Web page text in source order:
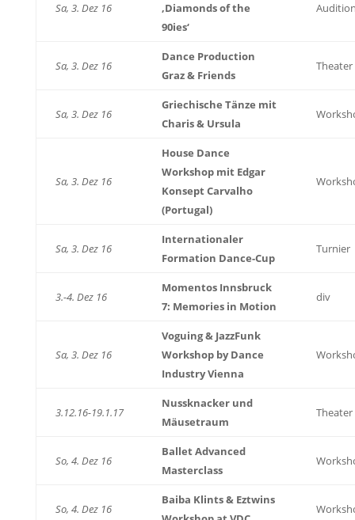
Sa, 3. Dez 16
‚Diamonds of the
90ies‘
Sa, 3. Dez 16
Dance Production
Graz & Friends
Theater
Sa, 3. Dez 16
Griechische Tänze mit
Charis & Ursula
Sa, 3. Dez 16
House Dance
Workshop mit Edgar
Konsept Carvalho
(Portugal)
Sa, 3. Dez 16
Internationaler
Formation Dance-Cup
Turnier
3.-4. Dez 16
Momentos Innsbruck
7: Memories in Motion
div
Sa, 3. Dez 16
Voguing & JazzFunk
Workshop by Dance
Industry Vienna
3.12.16-19.1.17
Nussknacker und
Mäusetraum
Theater
So, 4. Dez 16
Ballet Advanced
Masterclass
So, 4. Dez 16
Baiba Klints & Eztwins